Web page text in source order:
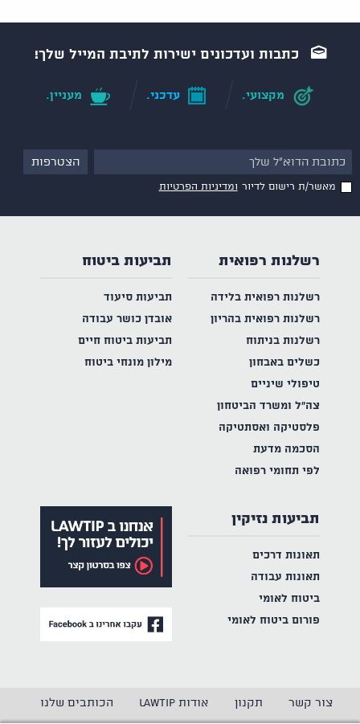
כתבות ועדכונים ישירות לתיבת המייל שלך!
מקצועי. עדכני. מעניין.
מאשר/ת רישום לדיור ומדיניות הפרטיות
רשלנות רפואית
רשלנות רפואית בלידה
רשלנות רפואית בהריון
רשלנות בניתוח
כשלים באבחון
טיפולי שיניים
צה"ל ומשרד הביטחון
פלסטיקה ואסתטיקה
הסכמה מדעת
לפי תחומי רפואה
תביעות ביטוח
תביעות סיעוד
אובדן כושר עבודה
תביעות ביטוח חיים
מילון מונחי ביטוח
תביעות נזיקין
תאונות דרכים
תאונות עבודה
ביטוח לאומי
פורום ביטוח לאומי
צור קשר תקנון אודות LAWTIP הכותבים שלנו